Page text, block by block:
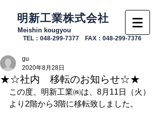
TEL：048-299-7377 FAX：048-299-7376
明新工業株式会社
Meishin kougyou
★☆社内 移転のお知らせ☆★
gu
2020年8月28日
この度、明新工業㈱は、8月11日（火）
より2階から3階に移転致しました。